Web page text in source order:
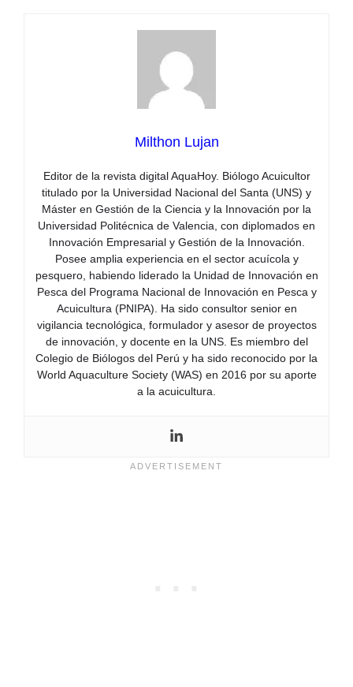
Milthon Lujan
Editor de la revista digital AquaHoy. Biólogo Acuicultor
titulado por la Universidad Nacional del Santa (UNS) y
Máster en Gestión de la Ciencia y la Innovación por la
Universidad Politécnica de Valencia, con diplomados en
Innovación Empresarial y Gestión de la Innovación.
Posee amplia experiencia en el sector acuícola y
pesquero, habiendo liderado la Unidad de Innovación en
Pesca del Programa Nacional de Innovación en Pesca y
Acuicultura (PNIPA). Ha sido consultor senior en
vigilancia tecnológica, formulador y asesor de proyectos
de innovación, y docente en la UNS. Es miembro del
Colegio de Biólogos del Perú y ha sido reconocido por la
World Aquaculture Society (WAS) en 2016 por su aporte
a la acuicultura.